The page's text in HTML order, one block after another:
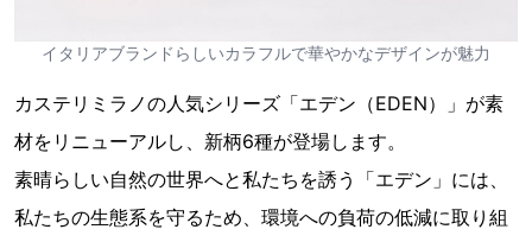
イタリアブランドらしいカラフルで華やかなデザインが魅力
カステリミラノの人気シリーズ「エデン（EDEN）」が素
材をリニューアルし、新柄6種が登場します。
素晴らしい自然の世界へと私たちを誘う「エデン」には、
私たちの生態系を守るため、環境への負荷の低減に取り組